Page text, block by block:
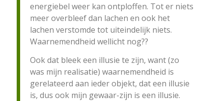
energiebel weer kan ontploffen. Tot er niets
meer overbleef dan lachen en ook het
lachen verstomde tot uiteindelijk niets.
Waarnemendheid wellicht nog??
Ook dat bleek een illusie te zijn, want (zo
was mijn realisatie) waarnemendheid is
gerelateerd aan ieder objekt, dat een illusie
is, dus ook mijn gewaar-zijn is een illusie.